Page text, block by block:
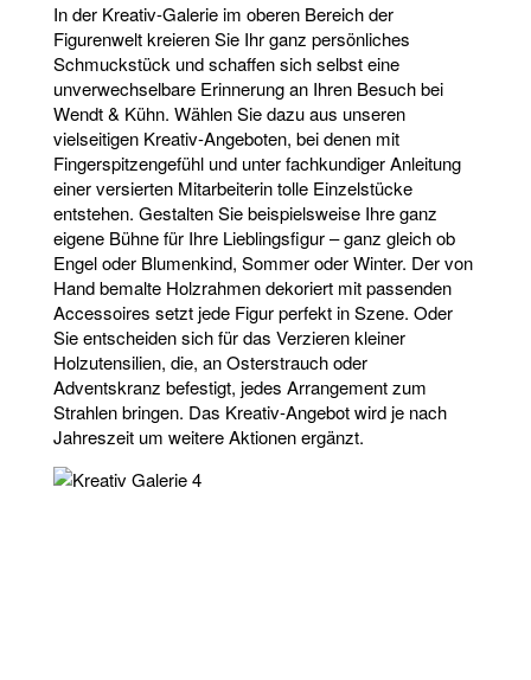
In der Kreativ-Galerie im oberen Bereich der
Figurenwelt kreieren Sie Ihr ganz persönliches
Schmuckstück und schaffen sich selbst eine
unverwechselbare Erinnerung an Ihren Besuch bei
Wendt & Kühn. Wählen Sie dazu aus unseren
vielseitigen Kreativ-Angeboten, bei denen mit
Fingerspitzengefühl und unter fachkundiger Anleitung
einer versierten Mitarbeiterin tolle Einzelstücke
entstehen. Gestalten Sie beispielsweise Ihre ganz
eigene Bühne für Ihre Lieblingsfigur – ganz gleich ob
Engel oder Blumenkind, Sommer oder Winter. Der von
Hand bemalte Holzrahmen dekoriert mit passenden
Accessoires setzt jede Figur perfekt in Szene. Oder
Sie entscheiden sich für das Verzieren kleiner
Holzutensilien, die, an Osterstrauch oder
Adventskranz befestigt, jedes Arrangement zum
Strahlen bringen. Das Kreativ-Angebot wird je nach
Jahreszeit um weitere Aktionen ergänzt.